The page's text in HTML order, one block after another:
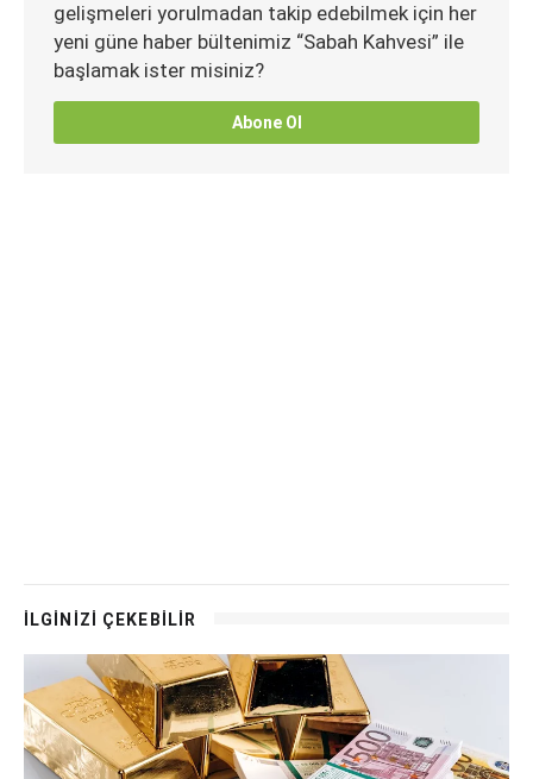
gelişmeleri yorulmadan takip edebilmek için her
yeni güne haber bültenimiz “Sabah Kahvesi” ile
başlamak ister misiniz?
Abone Ol
İLGİNİZİ ÇEKEBİLİR